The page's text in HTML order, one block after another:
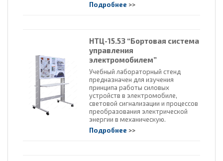
Подробнее >>
НТЦ-15.53 “Бортовая система
управления
электромобилем”
Учебный лабораторный стенд
предназначен для изучения
принципа работы силовых
устройств в электромобиле,
световой сигнализации и процессов
преобразования электрической
энергии в механическую.
Подробнее >>